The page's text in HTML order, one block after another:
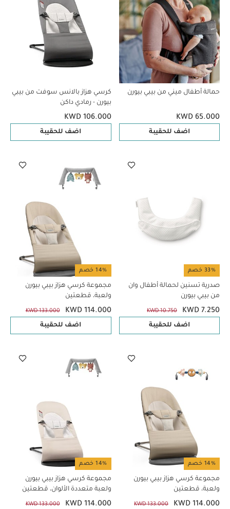
حمالة أطفال ميني من بيبي بيورن
KWD 65.000
اضف للحقيبة
كرسي هزاز بالانس سوفت من بيبي
بيورن - رمادي داكن
KWD 106.000
اضف للحقيبة
33% خصم
صدرية تسنين لحمالة أطفال وان
من بيبي بيورن
KWD 7.250
KWD 10.750
اضف للحقيبة
14% خصم
مجموعة كرسي هزاز بيبي بيورن
ولعبة، قطعتين
KWD 114.000
KWD 133.000
اضف للحقيبة
14% خصم
مجموعة كرسي هزاز بيبي بيورن
ولعبة، قطعتين
KWD 114.000
KWD 133.000
14% خصم
مجموعة كرسي هزاز بيبي بيورن
ولعبة متعددة الألوان، قطعتين
KWD 114.000
KWD 133.000